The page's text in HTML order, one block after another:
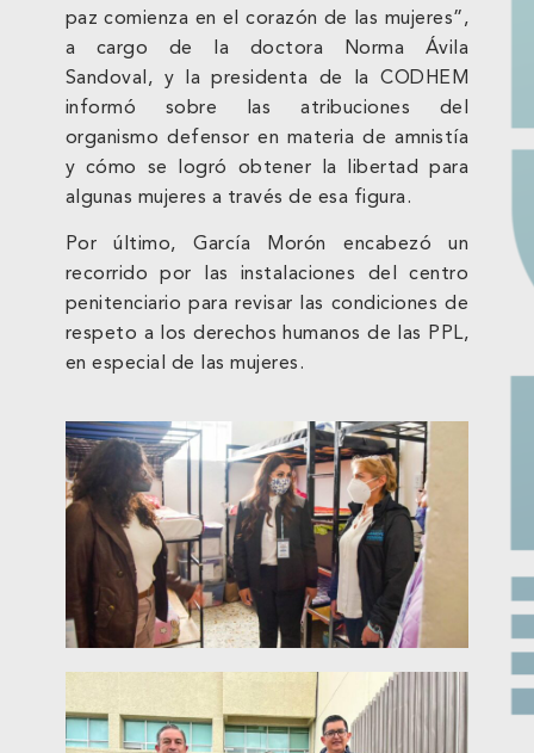
paz comienza en el corazón de las mujeres”,
a cargo de la doctora Norma Ávila
Sandoval, y la presidenta de la CODHEM
informó sobre las atribuciones del
organismo defensor en materia de amnistía
y cómo se logró obtener la libertad para
algunas mujeres a través de esa figura.
Por último, García Morón encabezó un
recorrido por las instalaciones del centro
penitenciario para revisar las condiciones de
respeto a los derechos humanos de las PPL,
en especial de las mujeres.